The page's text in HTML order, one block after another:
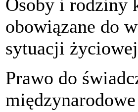
Osoby i rodziny
obowiązane do
sytuacji
Prawo do